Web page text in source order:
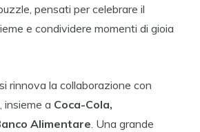
pensati per celebrare il
e condividere momenti di gioia
rinnova la collaborazione con
insieme a Coca-Cola,
Alimentare. Una grande